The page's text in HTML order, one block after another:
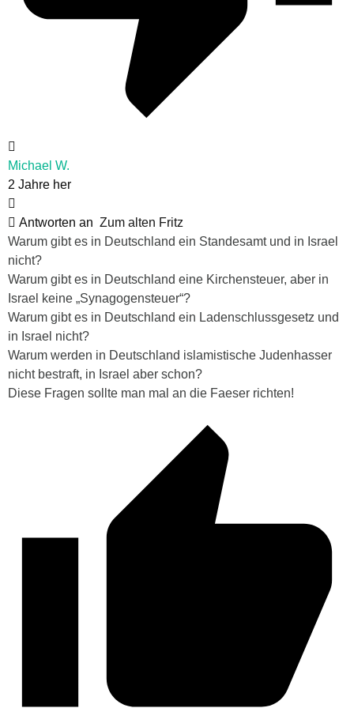
Michael W.
2 Jahre her
Antworten an Zum alten Fritz
Warum gibt es in Deutschland ein Standesamt und in Israel
nicht?
Warum gibt es in Deutschland eine Kirchensteuer, aber in
Israel keine „Synagogensteuer“?
Warum gibt es in Deutschland ein Ladenschlussgesetz und
in Israel nicht?
Warum werden in Deutschland islamistische Judenhasser
nicht bestraft, in Israel aber schon?
Diese Fragen sollte man mal an die Faeser richten!